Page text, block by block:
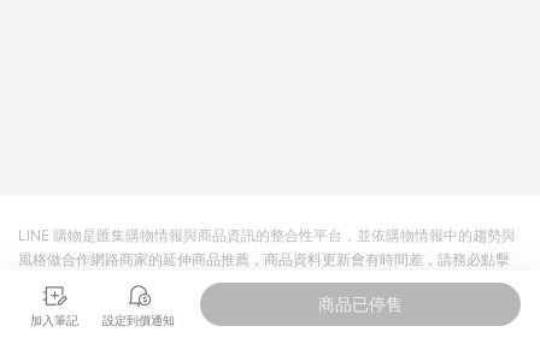
加入筆記 設定到價通知
商品已停售
LINE 購物是匯集購物情報與商品資訊的整合性平台，並依購物情報中的趨勢與
風格做合作網路商家的延伸商品推薦，商品資料更新會有時間差，請務必點擊
商品至各合作網路商家，確認現售價與購物條件，一切資訊以合作廠商網頁為
準。